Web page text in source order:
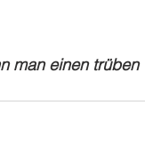
man einen trüben